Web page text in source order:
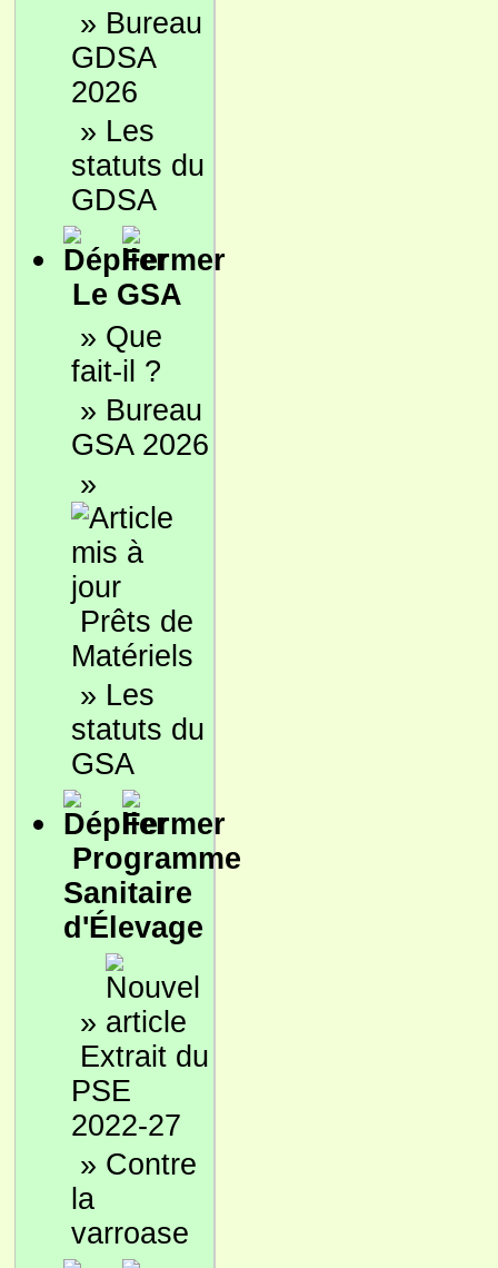
» Bureau
GDSA
2026
» Les
statuts du
GDSA
Le GSA
» Que
fait-il ?
» Bureau
GSA 2026
»
Prêts de
Matériels
» Les
statuts du
GSA
Programme
Sanitaire
d'Élevage
»
Extrait du
PSE
2022-27
» Contre
la
varroase